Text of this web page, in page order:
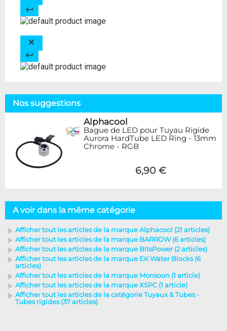
Nos suggestions
Alphacool
Bague de LED pour Tuyau Rigide
Aurora HardTube LED Ring - 13mm
Chrome - RGB
6,90 €
A voir dans la même catégorie
Afficher tout les articles de la marque Alphacool (21 articles)
Afficher tout les articles de la marque BARROW (6 articles)
Afficher tout les articles de la marque BitsPower (2 articles)
Afficher tout les articles de la marque EK Water Blocks (6
articles)
Afficher tout les articles de la marque Monsoon (1 article)
Afficher tout les articles de la marque XSPC (1 article)
Afficher tout les articles de la catégorie Tuyaux & Tubes -
Tubes rigides (37 articles)